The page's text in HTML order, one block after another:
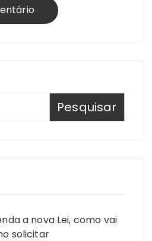
Pesquisar
a nova Lei, como vai
solicitar